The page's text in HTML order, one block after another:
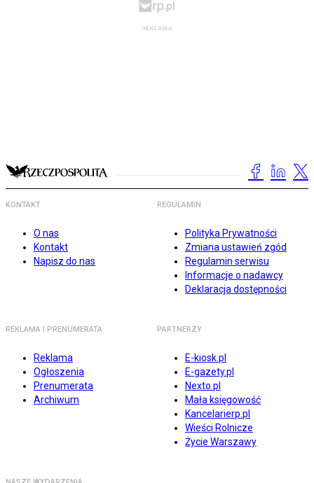
KONTAKT
O nas
Kontakt
Napisz do nas
REGULAMIN
Polityka Prywatności
Zmiana ustawień zgód
Regulamin serwisu
Informacje o nadawcy
Deklaracja dostępności
REKLAMA I PRENUMERATA
Reklama
Ogłoszenia
Prenumerata
Archiwum
PARTNERZY
E-kiosk.pl
E-gazety.pl
Nexto.pl
Mała księgowość
Kancelarierp.pl
Wieści Rolnicze
Życie Warszawy